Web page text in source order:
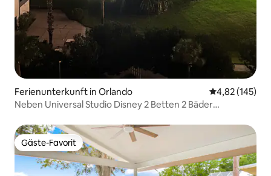
Ferienunterkunft in Orlando
4,82 (145)
Neben Universal Studio Disney 2 Betten 2 Bäder
Gäste-Favorit
Gäste-Favorit